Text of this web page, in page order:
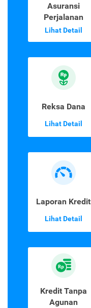
Asuransi
Perjalanan
Lihat Detail
Reksa Dana
Lihat Detail
Laporan Kredit
Lihat Detail
Kredit Tanpa
Agunan